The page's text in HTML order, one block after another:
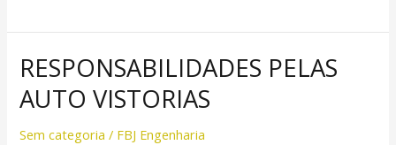
RESPONSABILIDADES PELAS
AUTO VISTORIAS
Sem categoria / FBJ Engenharia
RESPONSABILIDADES
PELAS
AUTO
VISTORIAS